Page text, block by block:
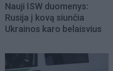
Nauji ISW duomenys:
Rusija į kovą siunčia
Ukrainos karo belaisvius